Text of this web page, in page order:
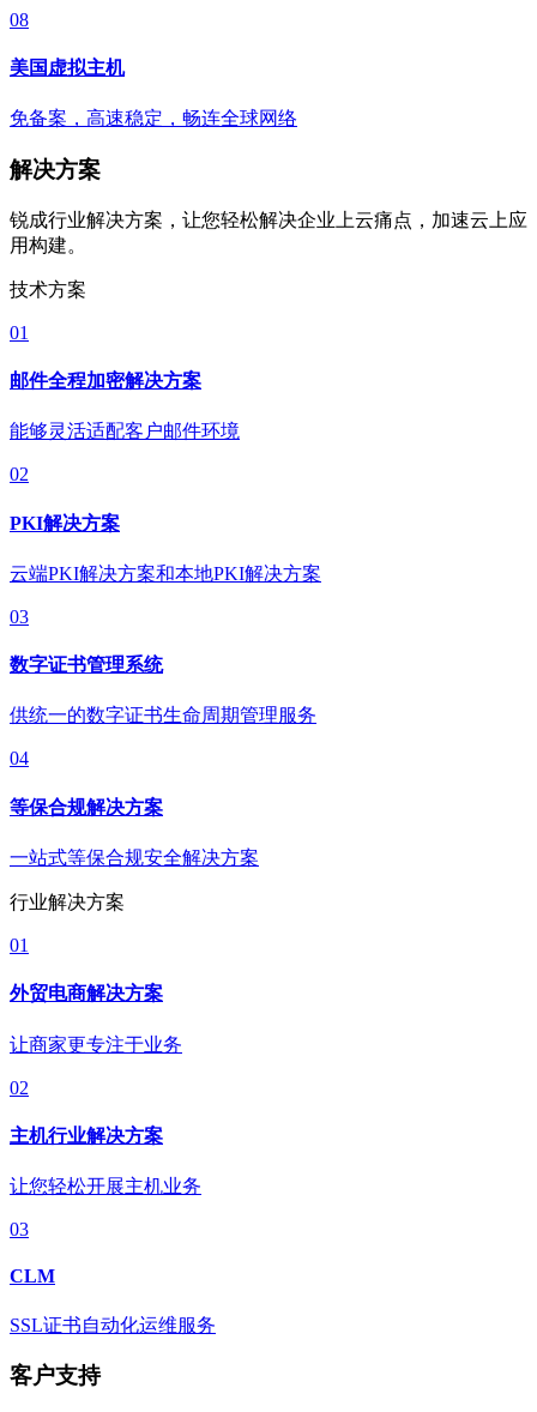
08
美国虚拟主机
免备案，高速稳定，畅连全球网络
解决方案
锐成行业解决方案，让您轻松解决企业上云痛点，加速云上应
用构建。
技术方案
01
邮件全程加密解决方案
能够灵活适配客户邮件环境
02
PKI解决方案
云端PKI解决方案和本地PKI解决方案
03
数字证书管理系统
供统一的数字证书生命周期管理服务
04
等保合规解决方案
一站式等保合规安全解决方案
行业解决方案
01
外贸电商解决方案
让商家更专注于业务
02
主机行业解决方案
让您轻松开展主机业务
03
CLM
SSL证书自动化运维服务
客户支持